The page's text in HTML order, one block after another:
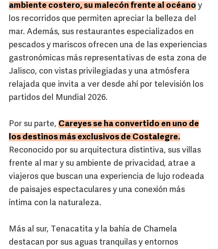
ambiente costero, su malecón frente al océano y
los recorridos que permiten apreciar la belleza del
mar. Además, sus restaurantes especializados en
pescados y mariscos ofrecen una de las experiencias
gastronómicas más representativas de esta zona de
Jalisco, con vistas privilegiadas y una atmósfera
relajada que invita a ver desde ahí por televisión los
partidos del Mundial 2026.
Por su parte, Careyes se ha convertido en uno de
los destinos más exclusivos de Costalegre.
Reconocido por su arquitectura distintiva, sus villas
frente al mar y su ambiente de privacidad, atrae a
viajeros que buscan una experiencia de lujo rodeada
de paisajes espectaculares y una conexión más
íntima con la naturaleza.
Más al sur, Tenacatita y la bahía de Chamela
destacan por sus aguas tranquilas y entornos